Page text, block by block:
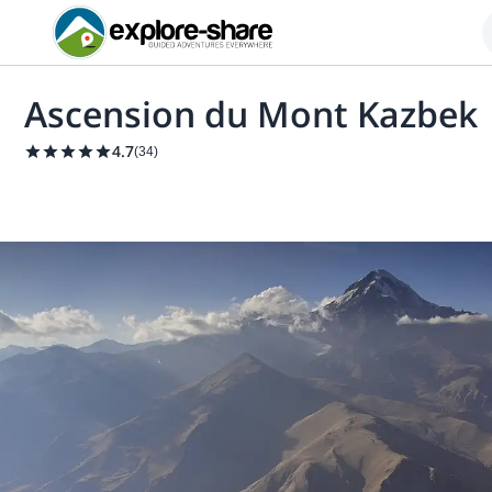
Ascension du Mont Kazbek
4.7(34)